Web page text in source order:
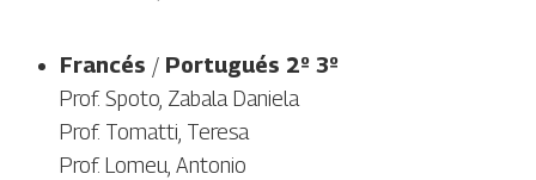
Francés / Portugués 2º 3º
Prof. Spoto, Zabala Daniela
Prof. Tomatti, Teresa
Prof. Lomeu, Antonio